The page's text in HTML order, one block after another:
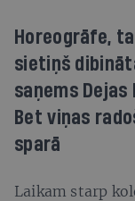
Horeogrāfe,
sietiņš
saņems
Bet viņas
sparā
Laikam starp